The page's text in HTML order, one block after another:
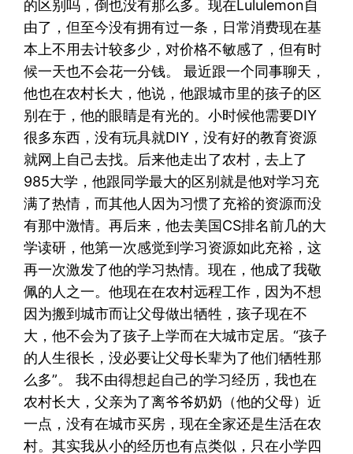
的区别吗，倒也没有那么多。现在Lululemon自
由了，但至今没有拥有过一条，日常消费现在基
本上不用去计较多少，对价格不敏感了，但有时
候一天也不会花一分钱。 最近跟一个同事聊天，
他也在农村长大，他说，他跟城市里的孩子的区
别在于，他的眼睛是有光的。小时候他需要DIY
很多东西，没有玩具就DIY，没有好的教育资源
就网上自己去找。后来他走出了农村，去上了
985大学，他跟同学最大的区别就是他对学习充
满了热情，而其他人因为习惯了充裕的资源而没
有那中激情。再后来，他去美国CS排名前几的大
学读研，他第一次感觉到学习资源如此充裕，这
再一次激发了他的学习热情。现在，他成了我敬
佩的人之一。他现在在农村远程工作，因为不想
因为搬到城市而让父母做出牺牲，孩子现在不
大，他不会为了孩子上学而在大城市定居。“孩子
的人生很长，没必要让父母长辈为了他们牺牲那
么多”。 我不由得想起自己的学习经历，我也在
农村长大，父亲为了离爷爷奶奶（他的父母）近
一点，没有在城市买房，现在全家还是生活在农
村。其实我从小的经历也有点类似，只在小学四